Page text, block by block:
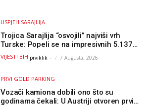
USPJEH SARAJLIJA
Trojica Sarajlija “osvojili” najviši vrh
Turske: Popeli se na impresivnih 5.137
metara
VIJESTI BIH prviklik - 7 Augusta, 2026
PRVI GOLD PARKING
Vozači kamiona dobili ono što su
godinama čekali: U Austriji otvoren prvi